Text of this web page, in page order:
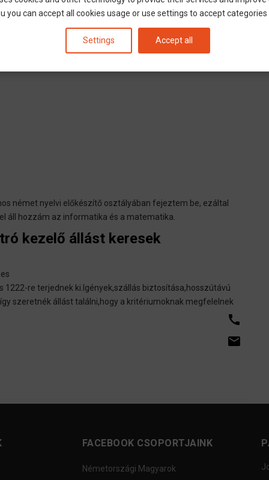
német nyelvi előkészítő osztályában fejeztem be, ezáltal
áll hozzám az informatika és a matematika.
kezelő állást keresek
re terjednek ki.Igények,szállás biztosítása,hosszútávú
szeretnék állást találni,hogy a kritériumoknak megfelelnek
call
email
FACEBOOK CSOPORTJAINK
Németországi Magyarok
you can accept all cookies usage or use settings to accept categories
Settings Accept all